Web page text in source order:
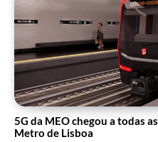
5G da MEO chegou a todas
Metro de Lisboa